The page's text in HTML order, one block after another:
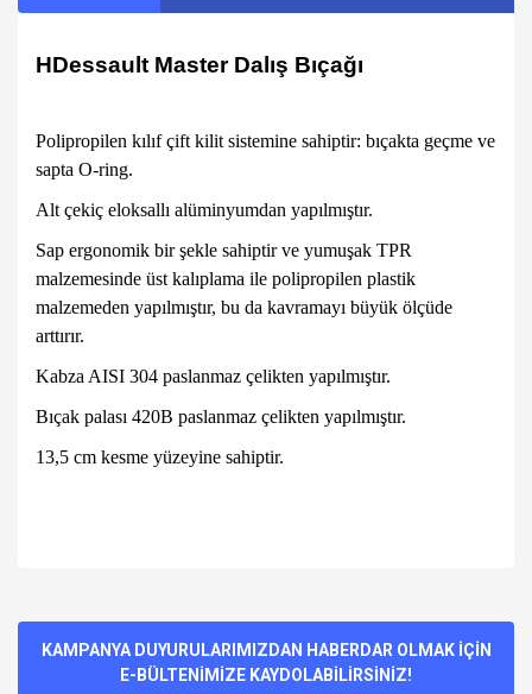
HDessault Master Dalış Bıçağı
Polipropilen kılıf çift kilit sistemine sahiptir: bıçakta geçme ve
sapta O-ring.
Alt çekiç eloksallı alüminyumdan yapılmıştır.
Sap ergonomik bir şekle sahiptir ve yumuşak TPR
malzemesinde üst kalıplama ile polipropilen plastik
malzemeden yapılmıştır, bu da kavramayı büyük ölçüde
arttırır.
Kabza AISI 304 paslanmaz çelikten yapılmıştır.
Bıçak palası 420B paslanmaz çelikten yapılmıştır.
13,5 cm kesme yüzeyine sahiptir.
Yorum Yaz
kullanarak tarafımıza iletebilirsiniz.
Görüş ve önerileriniz için teşekkür ederiz.
KAMPANYA DUYURULARIMIZDAN HABERDAR OLMAK İÇİN
E-BÜLTENİMİZE KAYDOLABİLİRSİNİZ!